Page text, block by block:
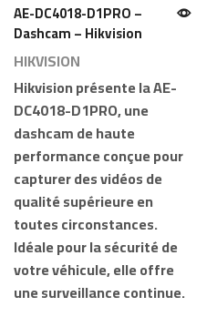
AE-DC4018-D1PRO –
Dashcam – Hikvision
HIKVISION
Hikvisionprésente laAE-
DC4018-D1PRO, une
dashcam de haute
performance conçue pour
capturer des vidéos de
qualité supérieure en
toutes circonstances.
Idéale pour la sécurité de
votre véhicule, elle offre
une surveillance continue.